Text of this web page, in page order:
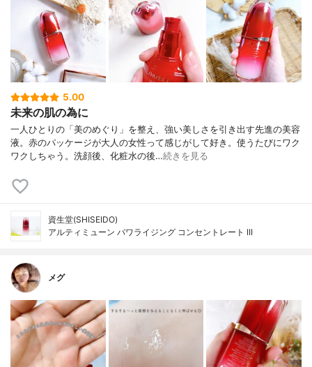
5.00
未来の肌の為に
一人ひとりの「美のめぐり」を整え、強い美しさを引き出す先進の美容
液。赤のパッケージが大人の女性って感じがして好き。使うたびにワク
ワクしちゃう。洗顔後、化粧水の後…続きを見る
資生堂(SHISEIDO)
アルティミューン パワライジング コンセントレート III
メグ